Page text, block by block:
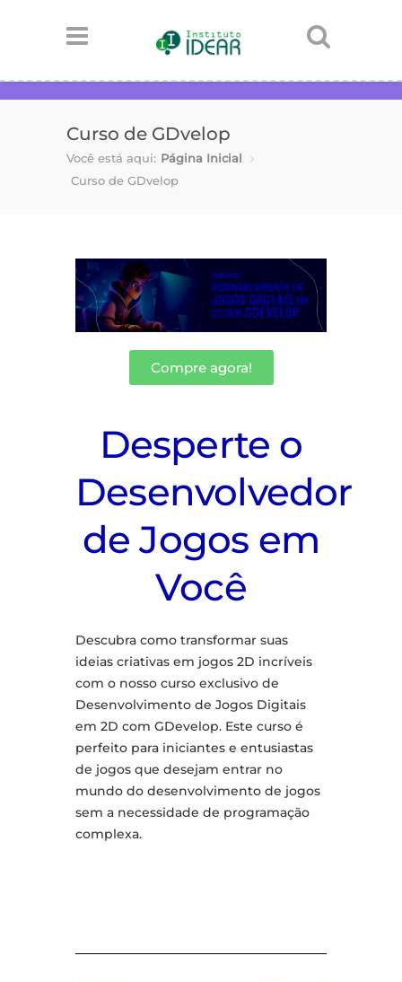
Curso de GDvelop
Você está aqui: Página Inicial
Curso de GDvelop
Compre agora!
Desperte o
Desenvolvedor
de Jogos em
Você
Descubra como transformar suas
ideias criativas em jogos 2D incríveis
com o nosso curso exclusivo de
Desenvolvimento de Jogos Digitais
em 2D com GDevelop. Este curso é
perfeito para iniciantes e entusiastas
de jogos que desejam entrar no
mundo do desenvolvimento de jogos
sem a necessidade de programação
complexa.